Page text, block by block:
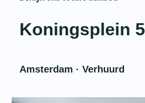
Koningsplein 5
Amsterdam · Verhuurd